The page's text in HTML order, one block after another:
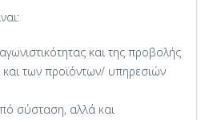
και της προβολής
και των προϊόντων/ υπηρεσιών
σύσταση, αλλά και